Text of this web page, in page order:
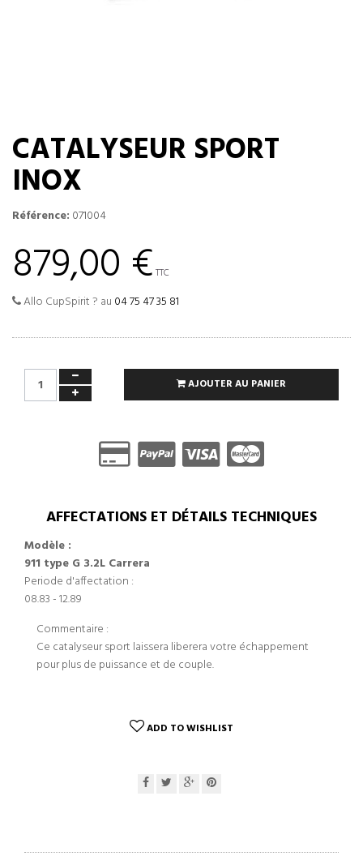
CATALYSEUR SPORT
INOX
Référence: 071004
879,00 € TTC
Allo CupSpirit ? au 04 75 47 35 81
AJOUTER AU PANIER
AFFECTATIONS ET DÉTAILS TECHNIQUES
Modèle :
911 type G 3.2L Carrera
Periode d'affectation :
08.83 - 12.89
Commentaire :
Ce catalyseur sport laissera liberera votre échappement
pour plus de puissance et de couple.
ADD TO WISHLIST